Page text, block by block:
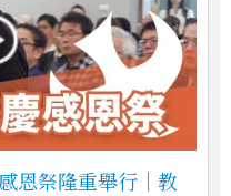
恩祭隆重舉行｜教